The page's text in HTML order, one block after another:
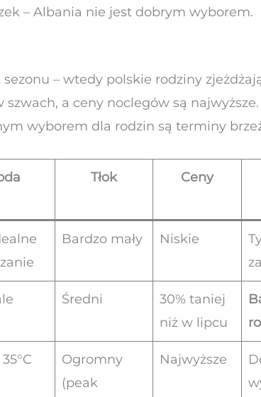
– Albania nie jest dobrym wyborem.
– wtedy polskie rodziny
a ceny noclegów są
wyborem dla rodzin są terminy
Tłok Ceny
Bardzo mały Niskie
Średni
30% taniej
niż w lipcu
Ogromny
(peak
Najwyższe